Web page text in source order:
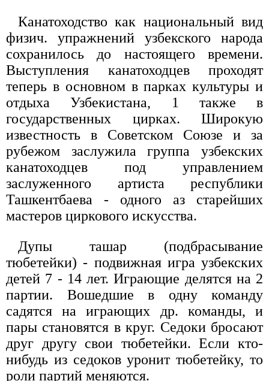
Канатоходство как национальный вид
физич. упражнений узбекского народа
сохранилось до настоящего времени.
Выступления канатоходцев проходят
теперь в основном в парках культуры и
отдыха Узбекистана, 1 также в
государственных цирках. Широкую
известность в Советском Союзе и за
рубежом заслужила группа узбекских
канатоходцев под управлением
заслуженного артиста республики
Ташкентбаева - одного аз старейших
мастеров циркового искусства.
Дупы ташар (подбрасывание
тюбетейки) - подвижная игра узбекских
детей 7 - 14 лет. Играющие делятся на 2
партии. Вошедшие в одну команду
садятся на играющих др. команды, и
пары становятся в круг. Седоки бросают
друг другу свои тюбетейки. Если кто-
нибудь из седоков уронит тюбетейку, то
роли партий меняются.